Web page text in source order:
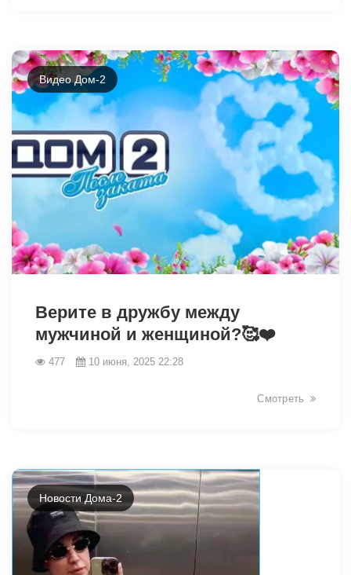
Видео Дом-2
Верите в дружбу между
мужчиной и женщиной?🥰❤️
477 10 июня, 2025 22:28
Смотреть
Новости Дома-2